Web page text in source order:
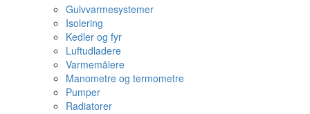
Gulvvarmesystemer
Isolering
Kedler og fyr
Luftudladere
Varmemålere
Manometre og termometre
Pumper
Radiatorer